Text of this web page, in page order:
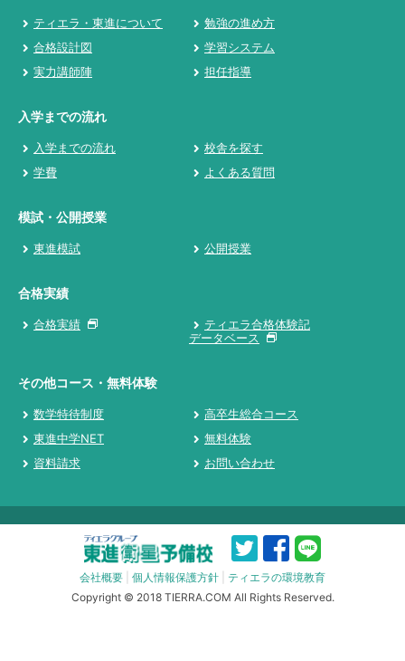
ティエラ・東進について
勉強の進め方
合格設計図
学習システム
実力講師陣
担任指導
入学までの流れ
入学までの流れ
校舎を探す
学費
よくある質問
模試・公開授業
東進模試 公開授業
合格実績
合格実績
ティエラ合格体験記
データベース
その他コース・無料体験
数学特待制度
高卒生総合コース
東進中学NET
無料体験
資料請求
お問い合わせ
会社概要 個人情報保護方針
ティエラの環境教育
Copyright © 2018 TIERRA.COM All Rights Reserved.